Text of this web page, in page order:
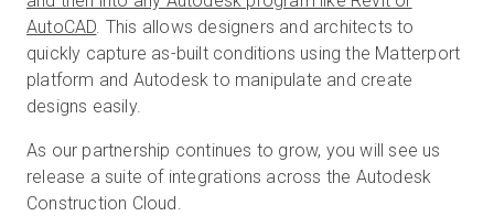
AutoCAD . This allows designers and architects to
quickly capture as-built conditions using the Matterport
platform and Autodesk to manipulate and create
designs easily.
As our partnership continues to grow, you will see us
release a suite of integrations across the Autodesk
Construction Cloud.